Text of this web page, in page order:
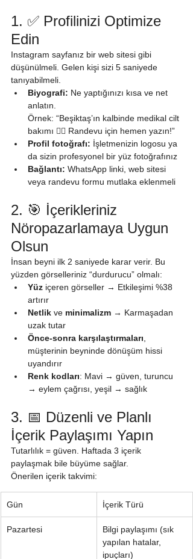
1. ✅ Profilinizi Optimize
Edin
Instagram sayfanız bir web sitesi gibi
düşünülmeli. Gelen kişi sizi 5 saniyede
tanıyabilmeli.
Biyografi: Ne yaptığınızı kısa ve net
anlatın.
Örnek: “Beşiktaş’ın kalbinde medikal cilt
bakımı 💆‍♀️ Randevu için hemen yazın!”
Profil fotoğrafı: İşletmenizin logosu ya
da sizin profesyonel bir yüz fotoğrafınız
Bağlantı: WhatsApp linki, web sitesi
veya randevu formu mutlaka eklenmeli
2. 🎯 İçerikleriniz
Nöropazarlamaya Uygun
Olsun
İnsan beyni ilk 2 saniyede karar verir. Bu
yüzden görselleriniz “durdurucu” olmalı:
Yüz içeren görseller → Etkileşimi %38
artırır
Netlik ve minimalizm → Karmaşadan
uzak tutar
Önce-sonra karşılaştırmaları
müşterinin beyninde dönüşüm hissi
uyandırır
Renk kodları: Mavi → güven, turuncu
→ eylem çağrısı, yeşil → sağlık
3. 📅 Düzenli ve Planlı
İçerik Paylaşımı Yapın
Tutarlılık = güven. Haftada 3 içerik
paylaşmak bile büyüme sağlar.
Önerilen içerik takvimi:
Gün İçerik Türü
Pazartesi
Bilgi paylaşımı (sık
yapılan hatalar,
ipuçları)